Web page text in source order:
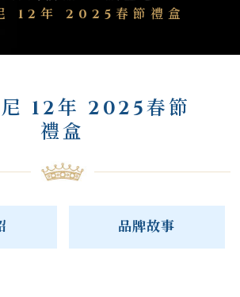
12年 2025春節禮盒
12年 2025春節
禮盒
品牌故事